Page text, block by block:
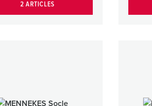
2 ARTICLES